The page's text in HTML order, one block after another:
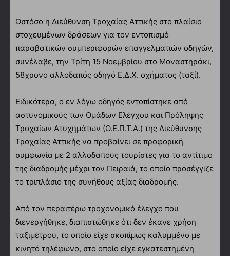
Ωστόσο η Διεύθυνση Τροχαίας Αττικής στο πλαίσιο
στοχευμένων δράσεων για τον εντοπισμό
παραβατικών συμπεριφορών επαγγελματιών οδηγών,
συνέλαβε, την Τρίτη 15 Νοεμβρίου στο Μοναστηράκι,
58χρονο αλλοδαπός οδηγό Ε.Δ.Χ. οχήματος (ταξί).
Ειδικότερα, ο εν λόγω οδηγός εντοπίστηκε από
αστυνομικούς των Ομάδων Ελέγχου και Πρόληψης
Τροχαίων Ατυχημάτων (Ο.Ε.Π.Τ.Α.) της Διεύθυνσης
Τροχαίας Αττικής να προβαίνει σε προφορική
συμφωνία με 2 αλλοδαπούς τουρίστες για το αντίτιμο
της διαδρομής μέχρι τον Πειραιά, το οποίο προσέγγιζε
το τριπλάσιο της συνήθους αξίας διαδρομής.
Από τον περαιτέρω τροχονομικό έλεγχο που
διενεργήθηκε, διαπιστώθηκε ότι δεν έκανε χρήση
ταξιμέτρου, το οποίο είχε σκοπίμως καλυμμένο με
κινητό τηλέφωνο, στο οποίο είχε εγκατεστημένη